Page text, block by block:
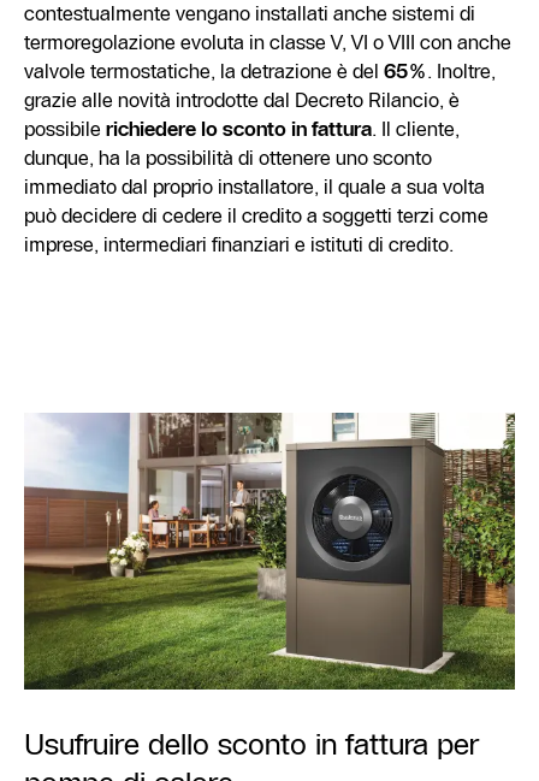
contestualmente vengano installati anche sistemi di
termoregolazione evoluta in classe V, VI o VIII con anche
valvole termostatiche, la detrazione è del65%. Inoltre,
grazie alle novità introdotte dal Decreto Rilancio, è
possibilerichiedere lo sconto in fattura. Il cliente,
dunque, ha la possibilità di ottenere uno sconto
immediato dal proprio installatore, il quale a sua volta
può decidere di cedere il credito a soggetti terzi come
imprese, intermediari finanziari e istituti di credito.
Usufruire dello sconto in fattura per